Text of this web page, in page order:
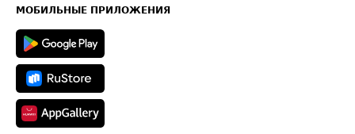
Техническая информация
МОБИЛЬНЫЕ ПРИЛОЖЕНИЯ